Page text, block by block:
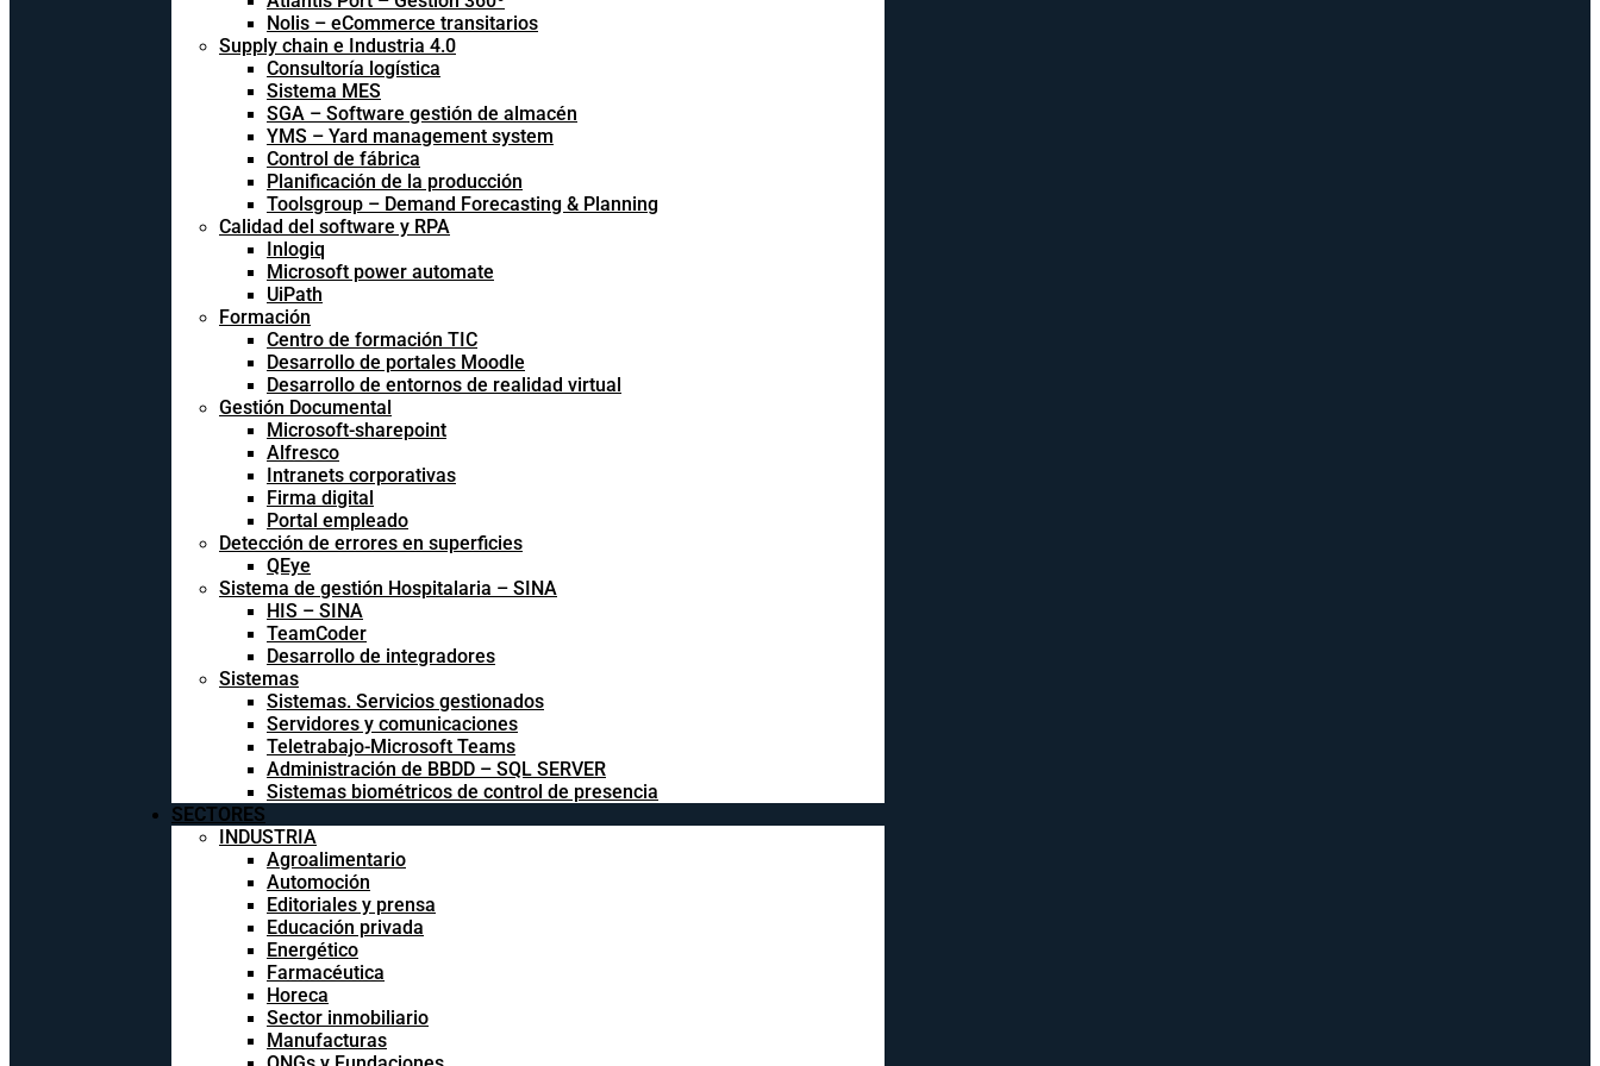
Nolis – eCommerce transitarios
Supply chain e Industria 4.0
Consultoría logística
Sistema MES
SGA – Software gestión de almacén
YMS – Yard management system
Control de fábrica
Planificación de la producción
Toolsgroup – Demand Forecasting & Planning
Calidad del software y RPA
Inlogiq
Microsoft power automate
UiPath
Formación
Centro de formación TIC
Desarrollo de portales Moodle
Desarrollo de entornos de realidad virtual
Gestión Documental
Microsoft-sharepoint
Alfresco
Intranets corporativas
Firma digital
Portal empleado
Detección de errores en superficies
QEye
Sistema de gestión Hospitalaria – SINA
HIS – SINA
TeamCoder
Desarrollo de integradores
Sistemas
Sistemas. Servicios gestionados
Servidores y comunicaciones
Teletrabajo-Microsoft Teams
Administración de BBDD – SQL SERVER
Sistemas biométricos de control de presencia
SECTORES
INDUSTRIA
Agroalimentario
Automoción
Editoriales y prensa
Educación privada
Energético
Farmacéutica
Horeca
Sector inmobiliario
Manufacturas